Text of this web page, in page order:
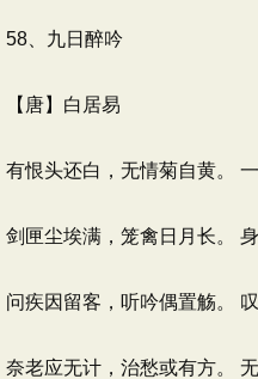
58、九日醉吟
【唐】白居易
有恨头还白，无情菊自黄。
剑匣尘埃满，笼禽日月长。
问疾因留客，听吟偶置觞。
奈老应无计，治愁或有方。